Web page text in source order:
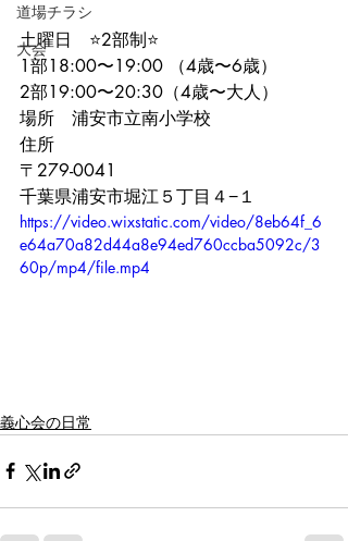
道場チラシ
大会
土曜日　⭐️2部制⭐️
1部18:00〜19:00 （4歳〜6歳）
2部19:00〜20:30（4歳〜大人）
場所　浦安市立南小学校
住所
〒279-0041
千葉県浦安市堀江５丁目４−１
https://video.wixstatic.com/video/8eb64f_6
e64a70a82d44a8e94ed760ccba5092c/3
60p/mp4/file.mp4
義心会の日常